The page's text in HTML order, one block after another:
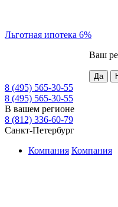
Льготная ипотека 6%
Ваш
8 (495) 565-30-55
8 (495) 565-30-55
В вашем регионе
8 (812) 336-60-79
Санкт-Петербург
Компания Компания